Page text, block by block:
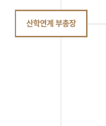
산학연계 부총장